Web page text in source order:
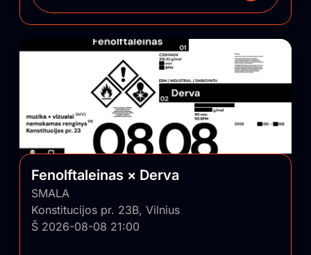
Fenolftaleinas × Derva
SMALA
Konstitucijos pr. 23B, Vilnius
Š 2026-08-08 21:00